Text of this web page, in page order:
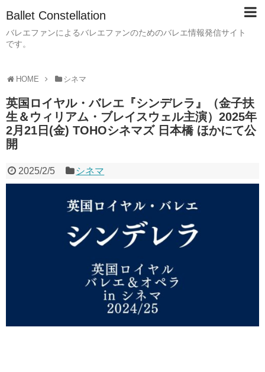
Ballet Constellation
バレエファンによるバレエファンのためのバレエ情報発信サイト
です。
HOME シネマ
英国ロイヤル・バレエ『シンデレラ』（金子扶
生＆ウィリアム・ブレイスウェル主演）2025年
2月21日(金) TOHOシネマズ 日本橋 ほかにて公
開
2025/2/5 シネマ